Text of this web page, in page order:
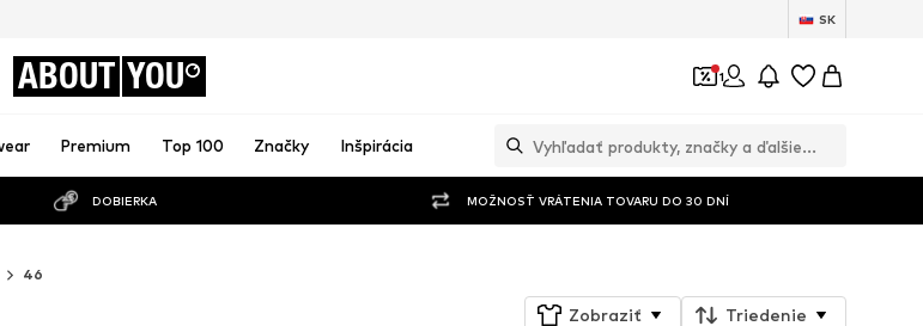
SK
ABOUT YOU 1
Premium Top 100 Značky Inšpirácia
DOBIERKA MOŽNOSŤ VRÁTENIA TOVARU DO 30 DNÍ
46
Zobraziť Triedenie